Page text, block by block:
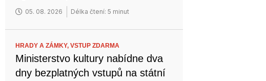
05. 08. 2026 Délka čtení: 5 minut
HRADY A ZÁMKY,VSTUP ZDARMA
Ministerstvo kultury nabídne dva
dny bezplatných vstupů na státní